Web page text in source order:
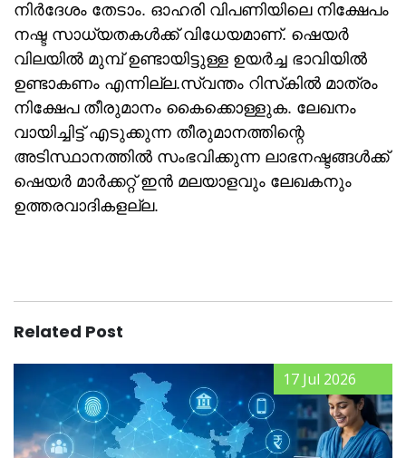
നിര്‍ദേശം തേടാം. ഓഹരി വിപണിയിലെ നിക്ഷേപം
നഷ്ട സാധ്യതകള്‍ക്ക് വിധേയമാണ്. ഷെയർ
വിലയിൽ മുമ്പ് ഉണ്ടായിട്ടുള്ള ഉയർച്ച ഭാവിയിൽ
ഉണ്ടാകണം എന്നില്ല.സ്വന്തം റിസ്‌കില്‍ മാത്രം
നിക്ഷേപ തീരുമാനം കൈക്കൊള്ളുക. ലേഖനം
വായിച്ചിട്ട് എടുക്കുന്ന തീരുമാനത്തിന്റെ
അടിസ്ഥാനത്തില്‍ സംഭവിക്കുന്ന ലാഭനഷ്ടങ്ങള്‍ക്ക്
ഷെയർ മാർക്കറ്റ് ഇൻ മലയാളവും ലേഖകനും
ഉത്തരവാദികളല്ല.
Related Post
17 Jul 2026